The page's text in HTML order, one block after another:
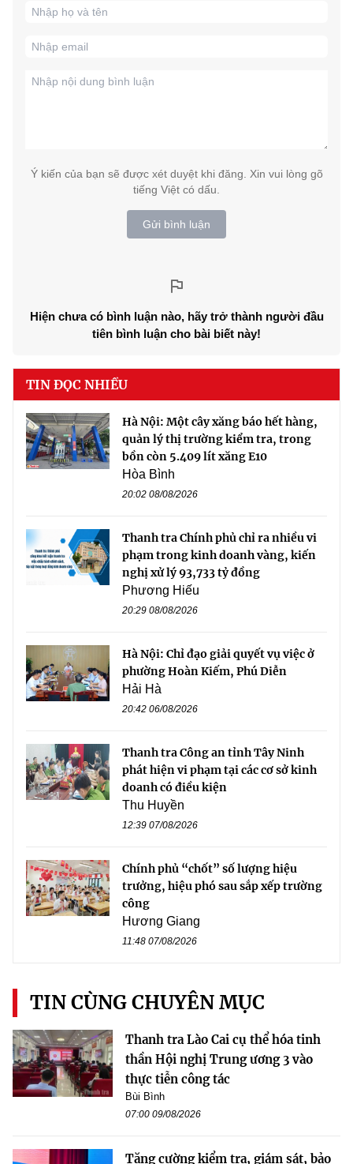
Ý kiến của bạn sẽ được xét duyệt khi đăng. Xin vui lòng gõ
tiếng Việt có dấu.
Gửi bình luận
Hiện chưa có bình luận nào, hãy trở thành người đầu
tiên bình luận cho bài biết này!
TIN ĐỌC NHIỀU
Hà Nội: Một cây xăng báo hết hàng,
quản lý thị trường kiểm tra, trong
bồn còn 5.409 lít xăng E10
Hòa Bình
20:02 08/08/2026
Thanh tra Chính phủ chỉ ra nhiều vi
phạm trong kinh doanh vàng, kiến
nghị xử lý 93,733 tỷ đồng
Phương Hiếu
20:29 08/08/2026
Hà Nội: Chỉ đạo giải quyết vụ việc ở
phường Hoàn Kiếm, Phú Diễn
Hải Hà
20:42 06/08/2026
Thanh tra Công an tỉnh Tây Ninh
phát hiện vi phạm tại các cơ sở kinh
doanh có điều kiện
Thu Huyền
12:39 07/08/2026
Chính phủ “chốt” số lượng hiệu
trưởng, hiệu phó sau sắp xếp trường
công
Hương Giang
11:48 07/08/2026
TIN CÙNG CHUYÊN MỤC
Thanh tra Lào Cai cụ thể hóa tinh
thần Hội nghị Trung ương 3 vào
thực tiễn công tác
Bùi Bình
07:00 09/08/2026
Tăng cường kiểm tra, giám sát, bảo